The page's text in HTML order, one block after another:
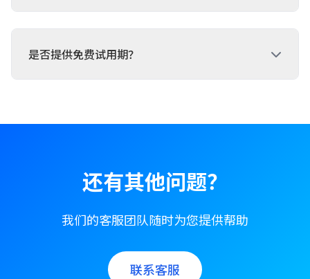
是否提供免费试用期？
还有其他问题？
我们的客服团队随时为您提供帮助
联系客服